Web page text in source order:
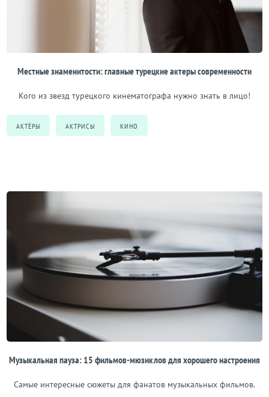
Местные знаменитости: главные турецкие актеры современности
Кого из звезд турецкого кинематографа нужно знать в лицо!
АКТЁРЫ АКТРИСЫ КИНО
Музыкальная пауза: 15 фильмов-мюзиклов для хорошего настроения
Самые интересные сюжеты для фанатов музыкальных фильмов.